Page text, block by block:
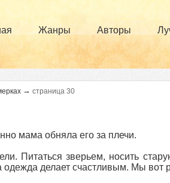
Жанры Авторы
→ страница 30
мама обняла его за плечи.
Питаться зверьем, носить
делает счастливым. Мы вот